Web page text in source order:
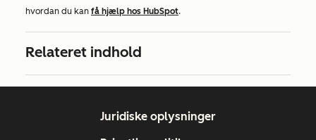
hvordan du kan få hjælp hos HubSpot.
Relateret indhold
Juridiske oplysninger